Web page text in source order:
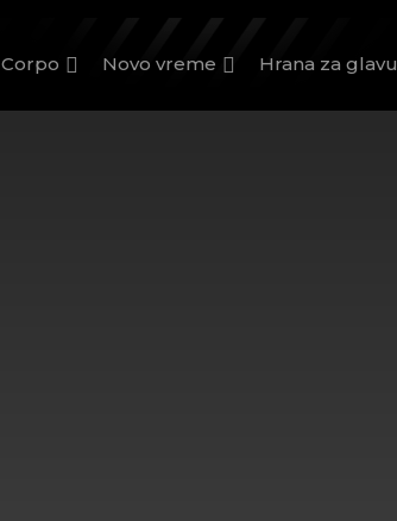
Corpo Novo vreme Hrana za glavu